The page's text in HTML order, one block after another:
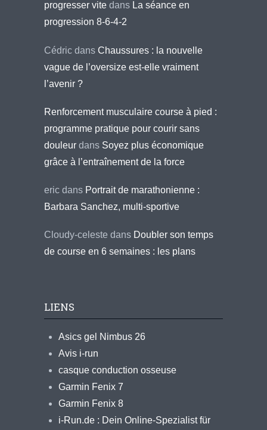
progresser vite dans La séance en
progression 8-6-4-2
Cédric dans Chaussures : la nouvelle
vague de l’oversize est-elle vraiment
l’avenir ?
Renforcement musculaire course à pied :
programme pratique pour courir sans
douleur dans Soyez plus économique
grâce à l’entraînement de la force
eric dans Portrait de marathonienne :
Barbara Sanchez, multi-sportive
Cloudy-celeste dans Doubler son temps
de course en 6 semaines : les plans
LIENS
Asics gel Nimbus 26
Avis i-run
casque conduction osseuse
Garmin Fenix 7
Garmin Fenix 8
i-Run.de : Dein Online-Spezialist für